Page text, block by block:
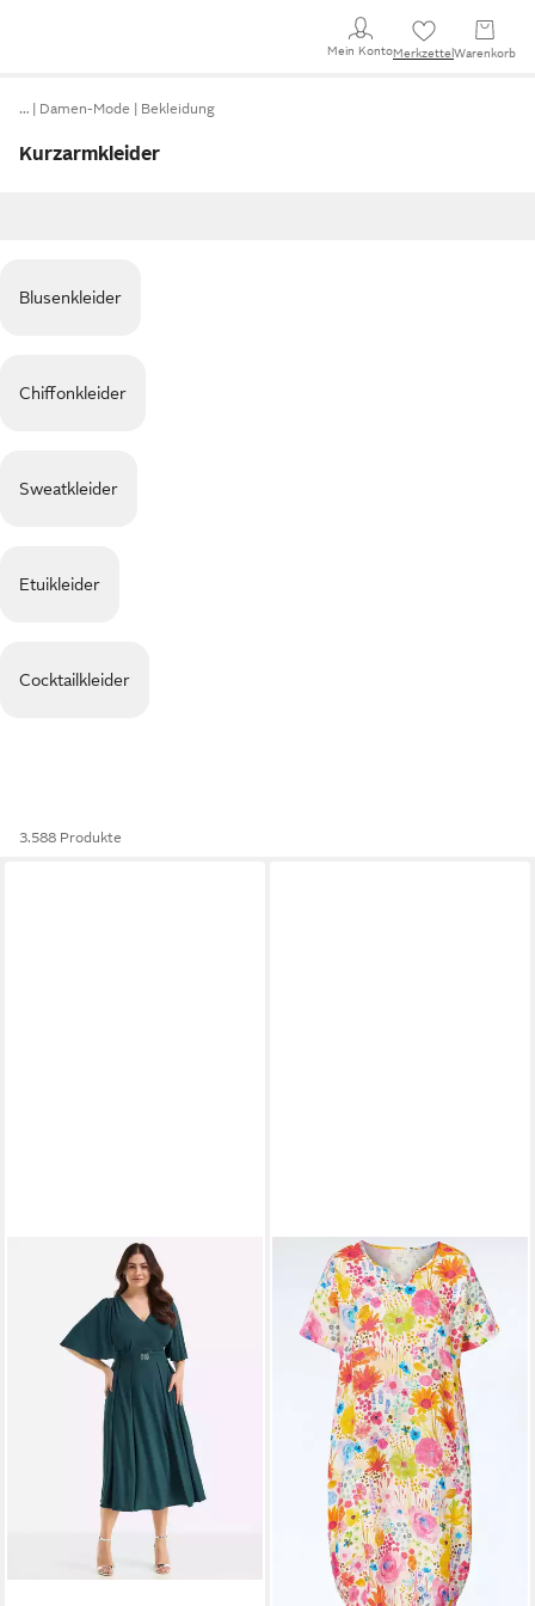
Mein KontoMerkzettel Warenkorb
… Damen-Mode Bekleidung
Kurzarmkleider
Blusenkleider
Chiffonkleider
Sweatkleider
Etuikleider
Cocktailkleider
3.588 Produkte